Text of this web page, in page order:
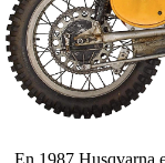
En 1987 Husqvarna